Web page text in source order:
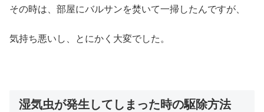
その時は、部屋にバルサンを焚いて一掃したんですが、
気持ち悪いし、とにかく大変でした。
湿気虫が発生してしまった時の駆除方法